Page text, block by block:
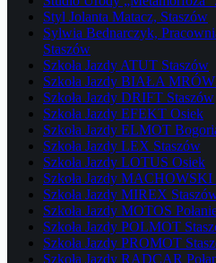
Styl Jolanta Matacz, Staszów
Sylwia Bednarczyk,
Staszów
Szkoła Jazdy ATUT Staszów
Szkoła Jazdy BIAŁA
Szkoła Jazdy DRIFT Staszów
Szkoła Jazdy EFEKT Osiek
Szkoła Jazdy ELMOT
Szkoła Jazdy LEX Staszów
Szkoła Jazdy LOTUS Osiek
Szkoła Jazdy MACHOWSKI
Szkoła Jazdy MIREX
Szkoła Jazdy MOTOS
Szkoła Jazdy POLMOT
Szkoła Jazdy PROMOT
Szkoła Jazdy RADCAR